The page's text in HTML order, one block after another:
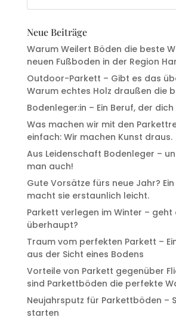
Neue Beiträge
Warum Weilert Böden die beste
neuen Fußboden in der Region
Outdoor-Parkett – Gibt es das
Warum echtes Holz draußen die
Bodenleger:in – Ein Beruf, der
Was machen wir mit den
einfach: Wir machen Kunst draus.
Aus Leidenschaft Bodenleger –
man auch!
Gute Vorsätze fürs neue Jahr?
macht sie erstaunlich leicht.
Parkett verlegen im Winter – geht
überhaupt?
Traum vom perfekten Parkett –
aus der Sicht eines Bodens
Vorteile von Parkett gegenüber
sind Parkettböden die perfekte
Neujahrsputz für Parkettböden –
starten